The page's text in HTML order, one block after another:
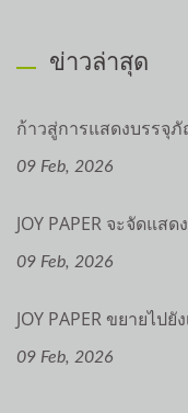
ข่าวล่าสุด
ก้าวสู่การแสดงบรรจุ
09 Feb, 2026
JOY PAPER จะจัดแ
09 Feb, 2026
JOY PAPER ขยายไปยั
09 Feb, 2026